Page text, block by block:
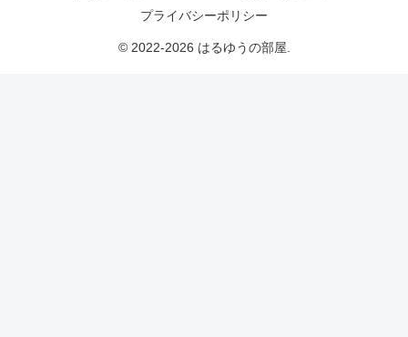
プライバシーポリシー
© 2022-2026 はるゆうの部屋.